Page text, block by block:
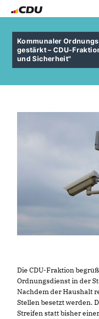
Kommunaler
gestärkt – CDU-
und Sicherheit"
Die CDU-Fraktion
Ordnungsdienst in der
Nachdem der Haushalt
Stellen besetzt werden.
Streifen statt bisher